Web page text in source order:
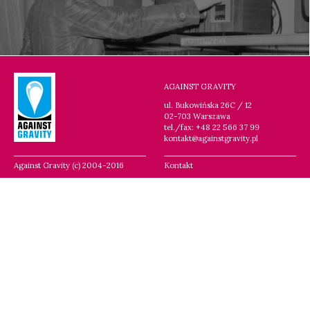
Against Gravity (c) 2004-2016
AGAINST GRAVITY
ul. Bukowińska 26C / 12
02-703 Warszawa
tel./fax: +48 22 566 37 99
kontakt@againstgravity.pl
Kontakt